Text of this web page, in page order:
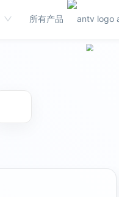
所有产品